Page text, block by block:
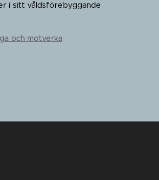
i sitt våldsförebyggande
och motverka